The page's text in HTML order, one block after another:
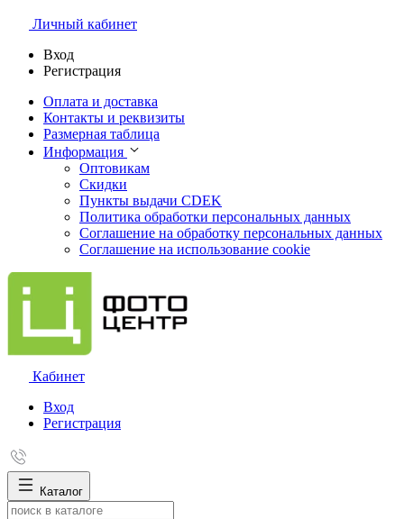
Личный кабинет
Вход
Регистрация
Оплата и доставка
Контакты и реквизиты
Размерная таблица
Информация
Оптовикам
Скидки
Пункты выдачи CDEK
Политика обработки персональных данных
Соглашение на обработку персональных данных
Соглашение на использование cookie
Кабинет
Вход
Регистрация
Каталог